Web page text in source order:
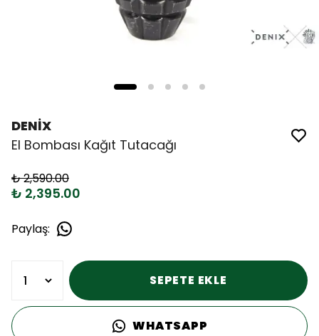
DENİX
El Bombası Kağıt Tutacağı
₺ 2,590.00
₺ 2,395.00
Paylaş:
SEPETE EKLE
WHATSAPP